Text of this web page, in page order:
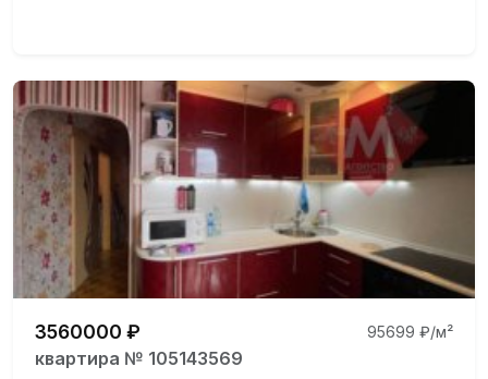
3560000 ₽ 95699 ₽/м²
квартира № 105143569